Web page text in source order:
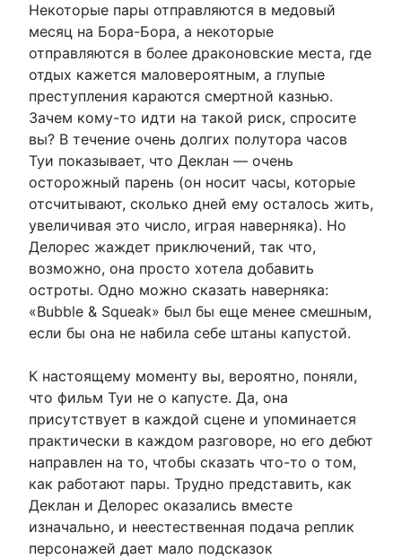
Некоторые пары отправляются в медовый
месяц на Бора-Бора, а некоторые
отправляются в более драконовские места, где
отдых кажется маловероятным, а глупые
преступления караются смертной казнью.
Зачем кому-то идти на такой риск, спросите
вы? В течение очень долгих полутора часов
Туи показывает, что Деклан — очень
осторожный парень (он носит часы, которые
отсчитывают, сколько дней ему осталось жить,
увеличивая это число, играя наверняка). Но
Делорес жаждет приключений, так что,
возможно, она просто хотела добавить
остроты. Одно можно сказать наверняка:
«Bubble & Squeak» был бы еще менее смешным,
если бы она не набила себе штаны капустой.
К настоящему моменту вы, вероятно, поняли,
что фильм Туи не о капусте. Да, она
присутствует в каждой сцене и упоминается
практически в каждом разговоре, но его дебют
направлен на то, чтобы сказать что-то о том,
как работают пары. Трудно представить, как
Деклан и Делорес оказались вместе
изначально, и неестественная подача реплик
персонажей дает мало подсказок